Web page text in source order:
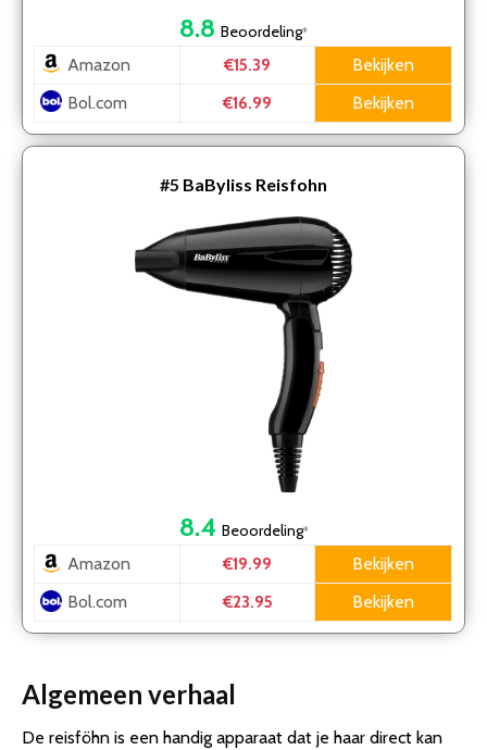
8.8 Beoordeling*
Amazon €15.39
Bekijken
Bol.com
€16.99 Bekijken
#5 BaByliss Reisfohn
8.4 Beoordeling*
Amazon €19.99
Bekijken
Bol.com
€23.95 Bekijken
Algemeen verhaal
De reisföhn is een handig apparaat dat je haar direct kan